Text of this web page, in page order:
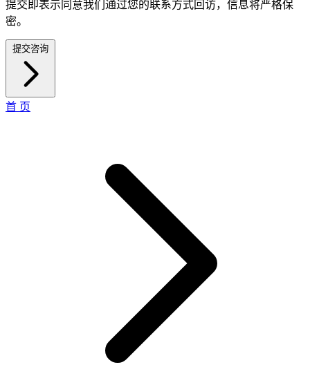
提交即表示同意我们通过您的联系方式回访，信息将严格保
密。
提交咨询
首 页